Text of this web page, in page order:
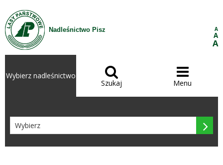
Przejdź do treści
Nadleśnictwo Pisz A
A
A
Wybierz nadleśnictwo 
Szukaj

Menu
